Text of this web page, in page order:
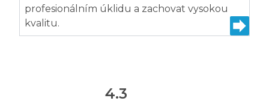
profesionálním úklidu a zachovat vysokou
kvalitu.
4.3